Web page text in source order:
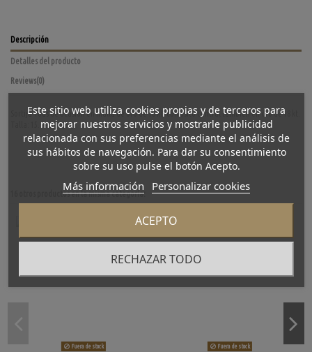
Descripción
Detalles del producto
Reviews(0)
Sortija Tous de ocasión en malla de oro de 18 kt. con osito central también en oro de 18 kt.
Talla: 15. Peso: 5,3 gr.
16 otros productos en la misma categoría:
Fuera de stock Fuera de stock
Este sitio web utiliza cookies propias y de terceros para
mejorar nuestros servicios y mostrarle publicidad
relacionada con sus preferencias mediante el análisis de
sus hábitos de navegación. Para dar su consentimiento
sobre su uso pulse el botón Acepto.
Más información Personalizar cookies
RECHAZAR TODO
ACEPTO